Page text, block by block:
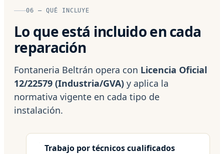
06 — QUÉ INCLUYE
Lo que está incluido en cada
reparación
Fontaneria Beltrán opera con Licencia Oficial
12/22579 (Industria/GVA) y aplica la
normativa vigente en cada tipo de
instalación.
Trabajo por técnicos cualificados